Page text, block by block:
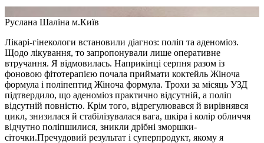
Руслана Шаліна м.Київ
Лікарі-гінекологи встановили діагноз: поліп та аденоміоз.
Щодо лікування, то запропонували лише оперативне
втручання. Я відмовилась. Наприкінці серпня разом із
фоновою фітотерапією почала приймати коктейль Жіноча
формула і поліпептид Жіноча формула. Трохи за місяць УЗД
підтвердило, що аденоміоз практично відсутній, а поліп
відсутній повністю. Крім того, відрегулювався й вирівнявся
цикл, знизилася й стабілізувалася вага, шкіра і колір обличчя
відчутно поліпшилися, зникли дрібні зморшки-
сіточки.Пречудовий результат і суперпродукт, якому я